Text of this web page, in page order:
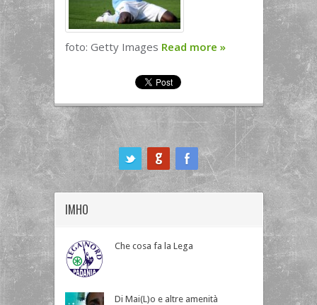
foto: Getty Images Read more »
IMHO
Che cosa fa la Lega
Di Mai(L)o e altre amenità